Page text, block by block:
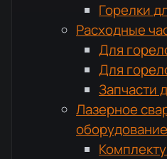
Горелки
Расходные
Для
Для
Запчасти
Лазерное
оборудование